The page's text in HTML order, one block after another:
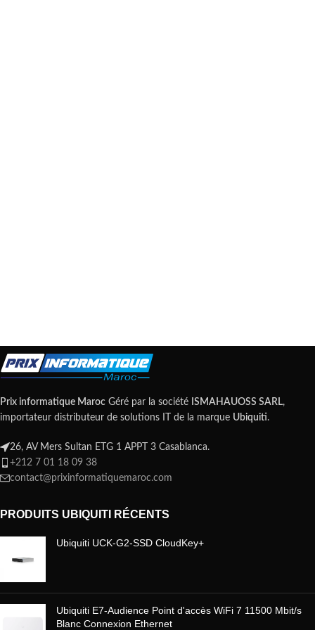
Prix informatique Maroc Géré par la société ISMAHAUOSS SARL,
importateur distributeur de solutions IT de la marque Ubiquiti.
26, AV Mers Sultan ETG 1 APPT 3 Casablanca.
+212 7 01 18 09 38
contact@prixinformatiquemaroc.com
PRODUITS UBIQUITI RÉCENTS
Ubiquiti UCK-G2-SSD CloudKey+
Ubiquiti E7-Audience Point d'accès WiFi 7 11500 Mbit/s
Blanc Connexion Ethernet